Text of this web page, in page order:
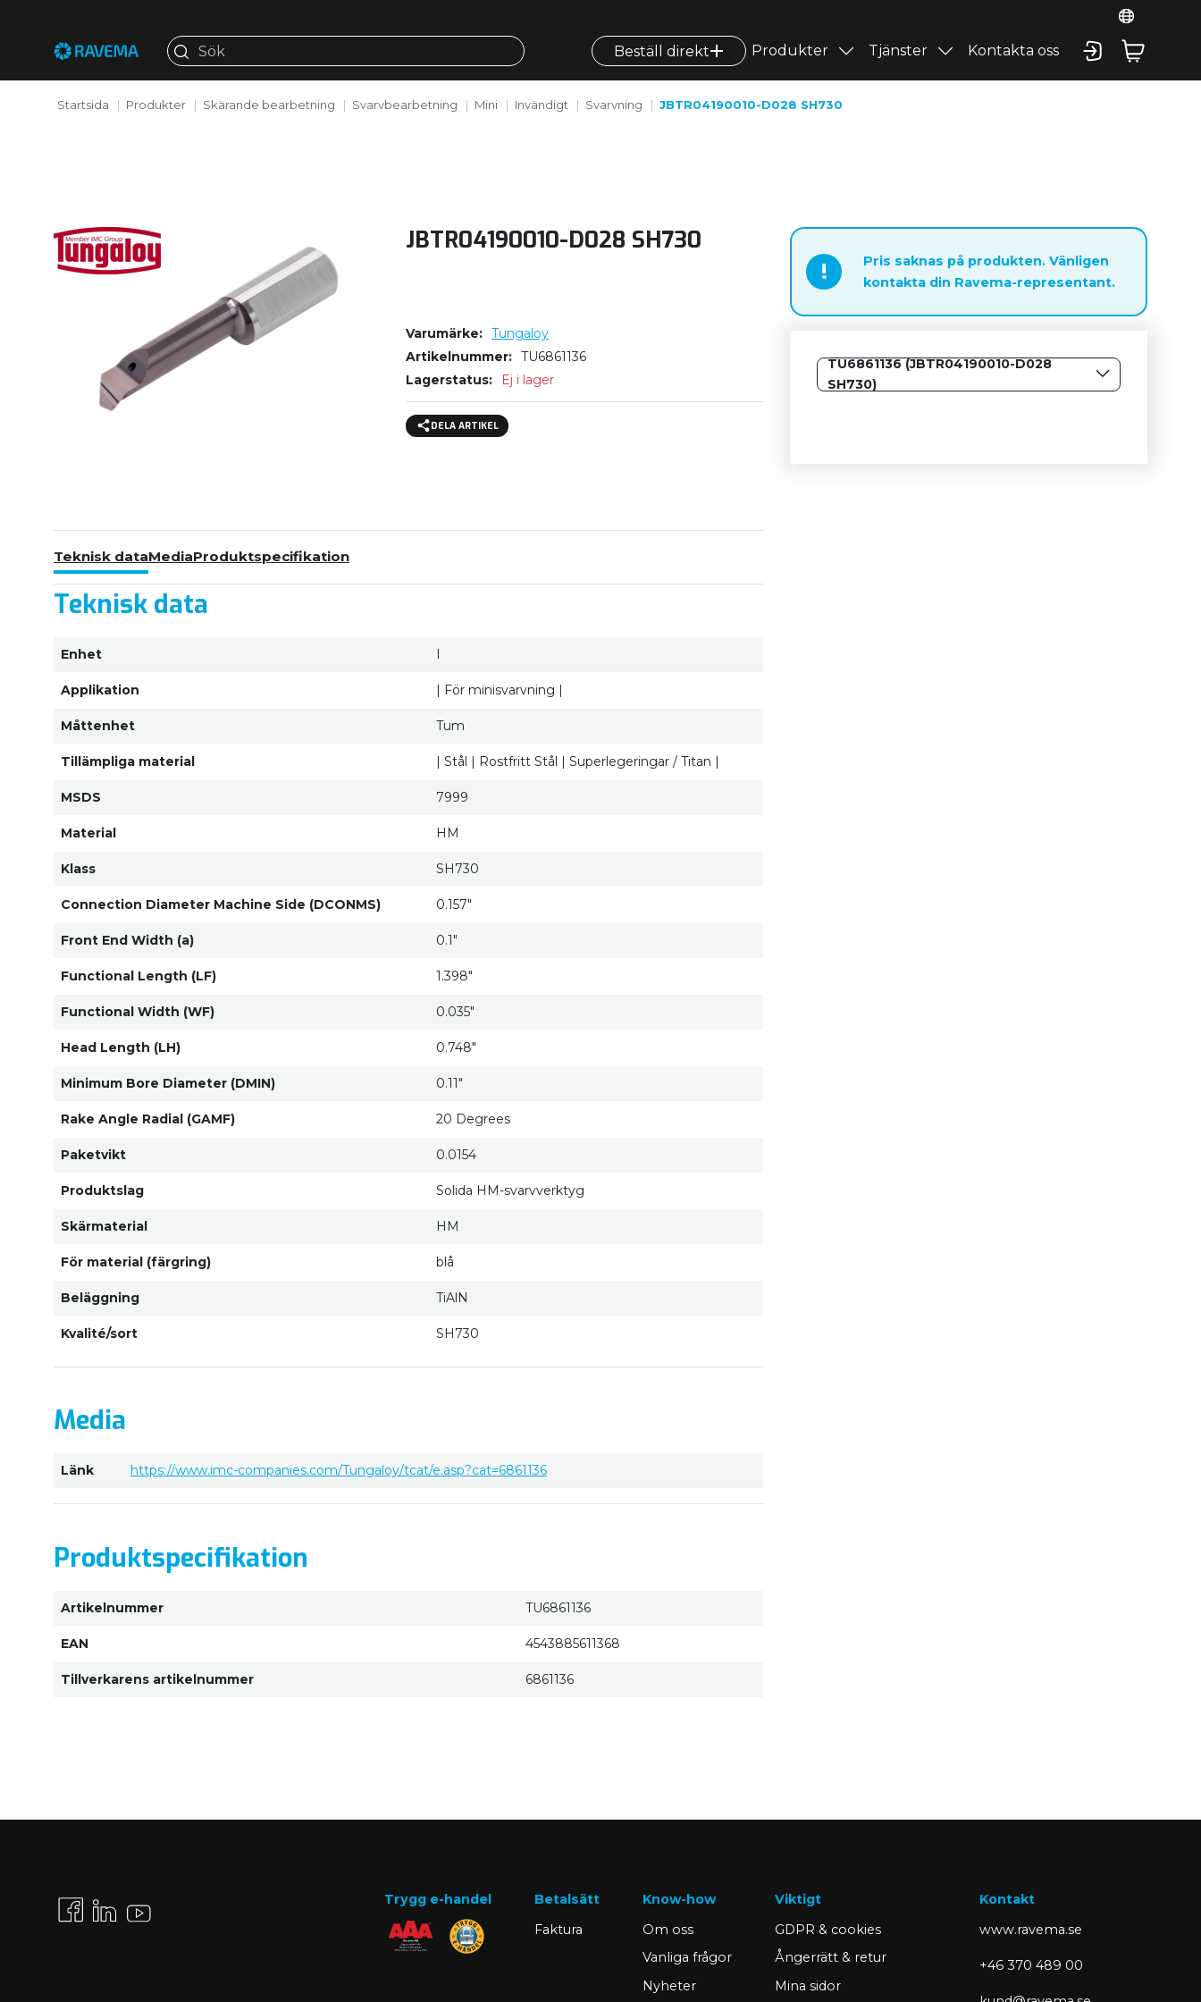
Beställ direkt Produkter Tjänster Kontakta oss
Startsida Produkter Skärande bearbetning Svarvbearbetning Mini Invändigt Svarvning JBTR04190010-D028 SH730
JBTR04190010-D028 SH730
!
Pris saknas på produkten. Vänligen
kontakta din Ravema-representant.
TU6861136 (JBTR04190010-D028
SH730)
Varumärke
Tungaloy
Artikelnummer
TU6861136
Lagerstatus
Ej i lager
DELA ARTIKEL
Teknisk dataMediaProduktspecifikation
Teknisk data
Enhet I
Applikation | För minisvarvning |
Måttenhet Tum
Tillämpliga material | Stål | Rostfritt Stål | Superlegeringar / Titan |
MSDS 7999
Material HM
Klass SH730
Connection Diameter Machine Side (DCONMS) 0.157"
Front End Width (a) 0.1"
Functional Length (LF) 1.398"
Functional Width (WF) 0.035"
Head Length (LH) 0.748"
Minimum Bore Diameter (DMIN) 0.11"
Rake Angle Radial (GAMF) 20 Degrees
Paketvikt 0.0154
Produktslag Solida HM-svarvverktyg
Skärmaterial HM
För material (färgring) blå
Beläggning TiAlN
Kvalité/sort SH730
Media
Länk https://www.imc-companies.com/Tungaloy/tcat/e.asp?cat=6861136
Produktspecifikation
Artikelnummer TU6861136
EAN 4543885611368
Tillverkarens artikelnummer 6861136
Trygg e-handel
Betalsätt
Faktura
Know-how
Om oss
Vanliga frågor
Nyheter
Viktigt
GDPR & cookies
Ångerrätt & retur
Mina sidor
Kontakt
www.ravema.se
+46 370 489 00